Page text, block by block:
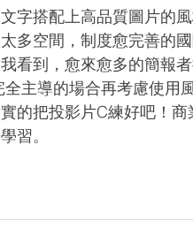
字搭配上高品質圖片的
多空間，制度愈完善的
看到，愈來愈多的簡報
主導的場合再考慮使用
的把投影片C練好吧！
習。